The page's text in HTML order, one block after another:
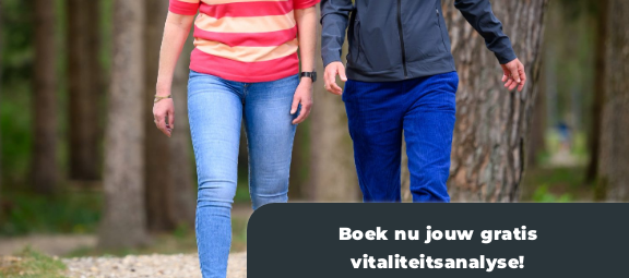
Boek nu jouw gratis
vitaliteitsanalyse!